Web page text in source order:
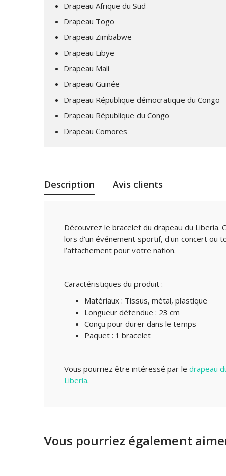
Drapeau Afrique du Sud
Drapeau Togo
Drapeau Zimbabwe
Drapeau Libye
Drapeau Mali
Drapeau Guinée
Drapeau République démocratique du Congo
Drapeau République du Congo
Drapeau Comores
Description Avis clients
Découvrez le bracelet du drapeau du
lors d'un événement sportif, d'un concert ou
l’attachement pour votre nation.
Caractéristiques du produit :
Matériaux : Tissus, métal, plastique
Longueur détendue : 23 cm
Conçu pour durer dans le temps
Paquet : 1 bracelet
Vous pourriez être intéressé par le drapeau
Liberia.
Vous pourriez également